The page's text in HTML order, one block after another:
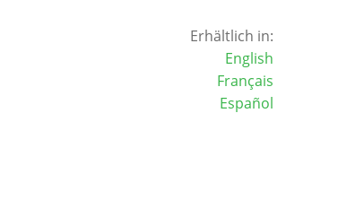
Erhältlich in:
English
Français
Español